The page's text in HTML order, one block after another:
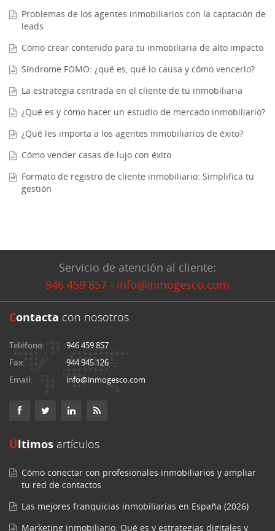
Problemas de los agentes inmobiliarios con la captación de
leads
Cómo crear contenido para tu inmobiliaria de alto impacto
Síndrome FOMO: ¿qué es, qué lo causa y cómo vencerlo?
La estrategia centrada en el cliente de tu inmobiliaria
¿Qué es y cómo hacer un estudio de mercado inmobiliario?
¿Qué les importa a los agentes inmobiliarios de éxito?
Cómo vender casas de lujo con éxito
Formato de registro de cliente inmobiliario: Simplifica tu
gestión
Servicio de atención al cliente:
946 459 857 - info@inmogesco.com
Contacta con nosotros
Teléfono:
946 459 857
Fax:
944 945 126
Email:
info@inmogesco.com
Últimos artículos
Cómo conectar con profesionales inmobiliarios y ampliar
tu red de contactos
Las mejores franquicias inmobiliarias en España (2026)
Marketing inmobiliario: Qué es y estrategias digitales y